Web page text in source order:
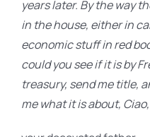
years later. By the way
in the house, either in
economic stuff in red
could you see if it is by
treasury, send me title,
me what it is about,